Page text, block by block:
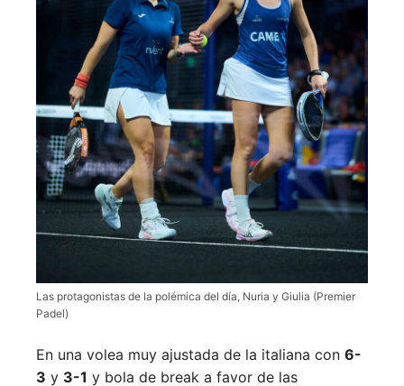
Las protagonistas de la polémica del día, Nuria y Giulia (Premier
Padel)
En una volea muy ajustada de la italiana con 6-
3 y 3-1 y bola de break a favor de las